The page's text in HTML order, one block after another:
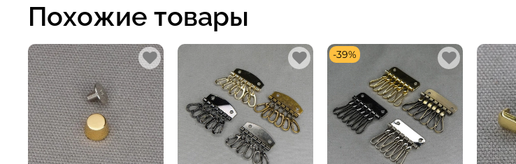
Похожие товары
-39%